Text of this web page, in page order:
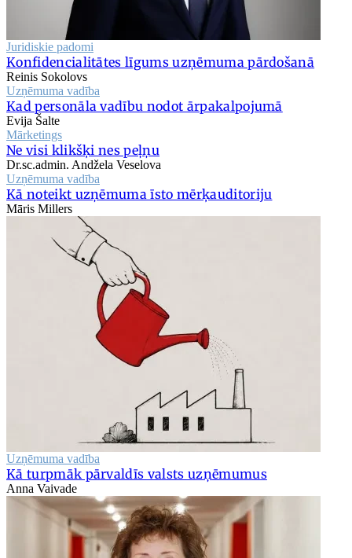
Juridiskie padomi
Konfidencialitātes līgums uzņēmuma pārdošanā
Reinis Sokolovs
Uzņēmuma vadība
Kad personāla vadību nodot ārpakalpojumā
Evija Šalte
Mārketings
Ne visi klikšķi nes peļņu
Dr.sc.admin. Andžela Veselova
Uzņēmuma vadība
Kā noteikt uzņēmuma īsto mērķauditoriju
Māris Millers
Uzņēmuma vadība
Kā turpmāk pārvaldīs valsts uzņēmumus
Anna Vaivade